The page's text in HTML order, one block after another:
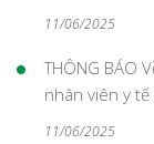
11/06/2025
THÔNG BÁO
nhân viên y
11/06/2025